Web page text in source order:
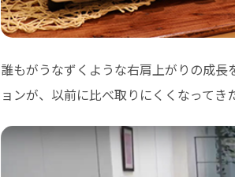
誰もがうなずくような右肩上がりの成
ョンが、以前に比べ取りにくくなってき